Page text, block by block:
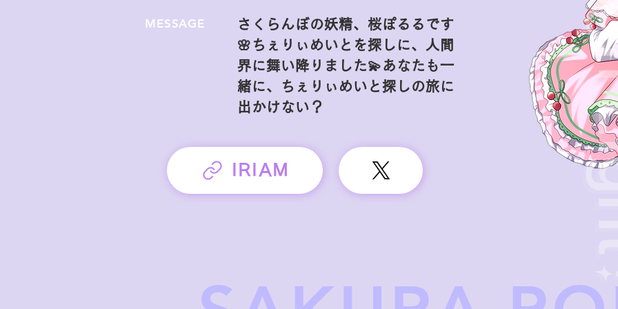
MESSAGE
さくらんぼの妖精、桜ぽるるです
🌸ちぇりぃめいとを探しに、人間
界に舞い降りました💫あなたも一
緒に、ちぇりぃめいと探しの旅に
出かけない？
IRIAM